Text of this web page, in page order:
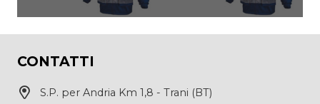
CONTATTI
S.P. per Andria Km 1,8 - Trani (BT)